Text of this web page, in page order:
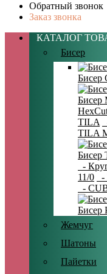
Обратный звонок
Заказ звонка
КАТАЛОГ
Бисер
Бисер
Бисер
TILA
TILA
Бисер
-
11/0
-
-
Бисер
Жемчуг
Шатоны
Пайетки